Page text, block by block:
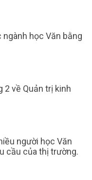
học Văn bằng
2 về Quản trị kinh
người học Văn
cầu của thị trường.